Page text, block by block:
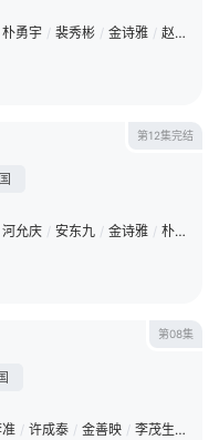
朴勇宇 / 裴秀彬 / 金诗雅 / 赵妍熙
第12集完结
河允庆 / 安东九 / 金诗雅 / 朴昭怡
第08集
/ 许成泰 / 金善映 / 李茂生 /